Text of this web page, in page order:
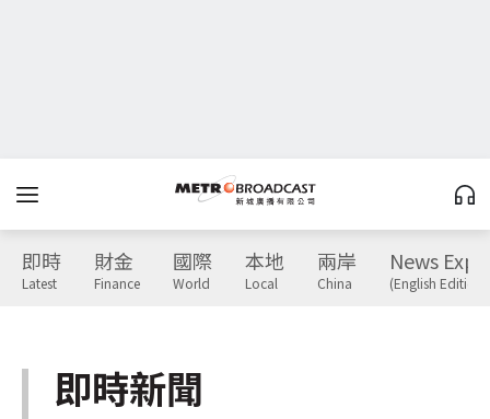
即時
Latest
財金
Finance
國際
World
本地
Local
兩岸
China
News
(English Edition)
即時新聞